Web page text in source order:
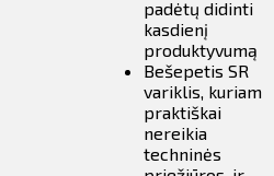
padėtų didinti
kasdienį
produktyvumą
Bešepetis SR
variklis, kuriam
praktiškai
nereikia
techninės